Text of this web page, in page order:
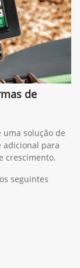
de
uma solução de
adicional para
crescimento.
seguintes